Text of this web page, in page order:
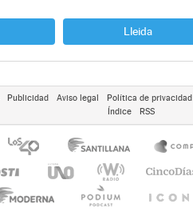
Lleida
Publicidad Aviso legal Política de privacidad
Índice
RSS